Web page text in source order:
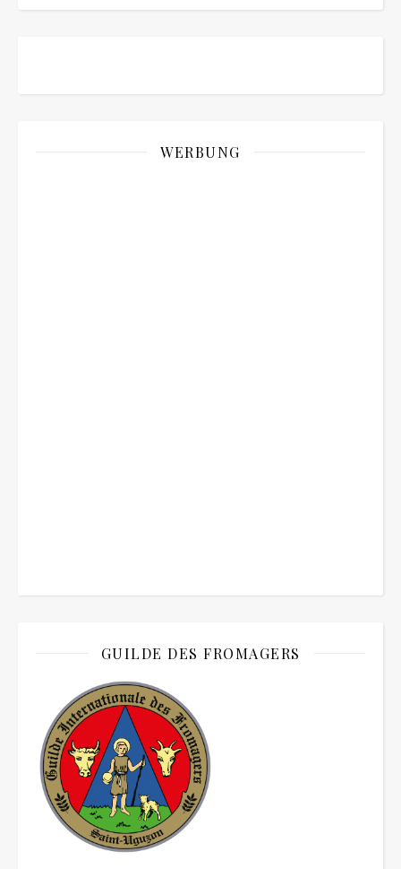
WERBUNG
GUILDE DES FROMAGERS